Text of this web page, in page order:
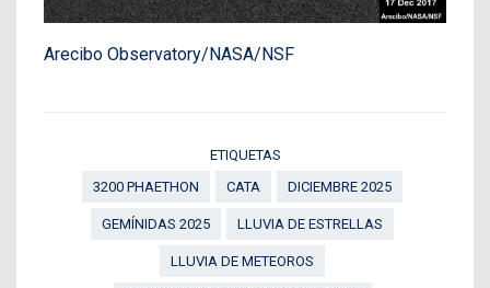
Arecibo Observatory/NASA/NSF
ETIQUETAS
3200 PHAETHON
CATA DICIEMBRE 2025
GEMÍNIDAS 2025 LLUVIA DE ESTRELLAS
LLUVIA DE METEOROS